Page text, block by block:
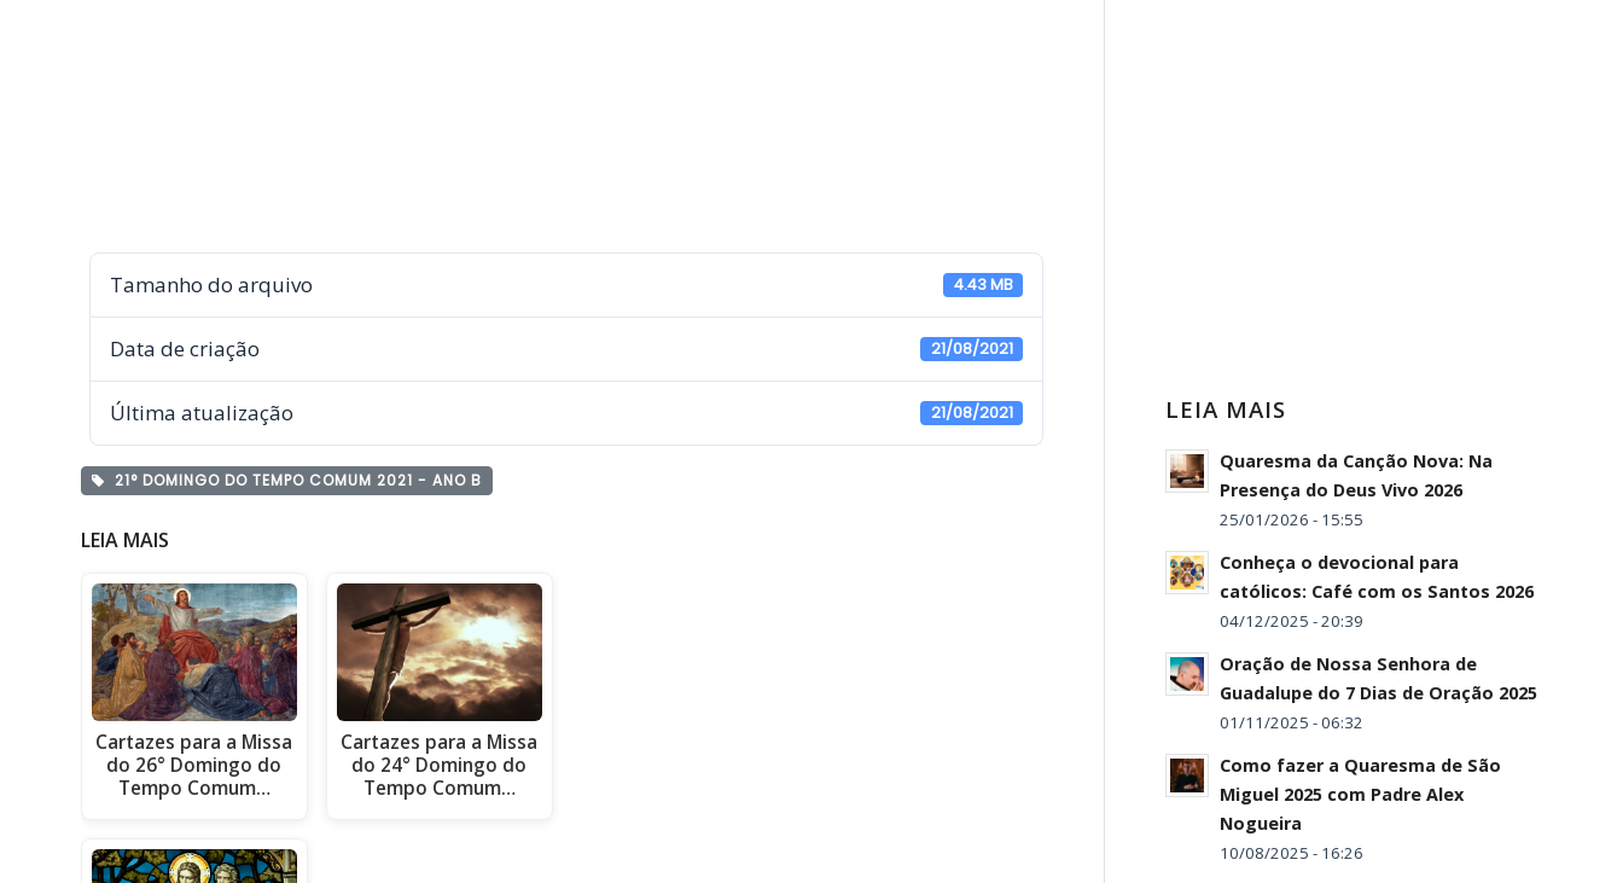
Tamanho do arquivo 4.43 MB
Data de criação 21/08/2021
Última atualização 21/08/2021
21° DOMINGO DO TEMPO COMUM 2021 - ANO B
LEIA MAIS
Cartazes para a Missa
do 26° Domingo do
Tempo Comum…
Cartazes para a Missa
do 24° Domingo do
Tempo Comum…
LEIA MAIS
Quaresma da Canção Nova: Na
Presença do Deus Vivo 2026
25/01/2026 - 15:55
Conheça o devocional para
católicos: Café com os Santos 2026
04/12/2025 - 20:39
Oração de Nossa Senhora de
Guadalupe do 7 Dias de Oração 2025
01/11/2025 - 06:32
Como fazer a Quaresma de São
Miguel 2025 com Padre Alex
Nogueira
10/08/2025 - 16:26